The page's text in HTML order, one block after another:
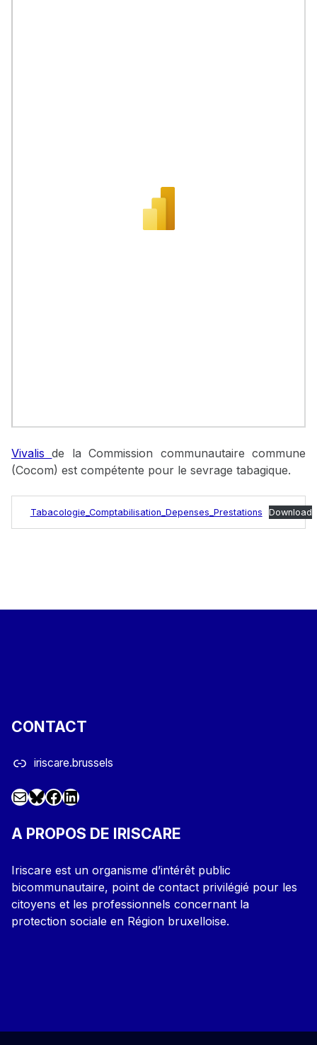
Vivalisde la Commission communautaire commune
(Cocom) est compétente pour le sevrage tabagique.
Tabacologie_Comptabilisation_Depenses_Prestations Download
CONTACT
iriscare.brussels
Mail
@iriscare.bsky.social Facebook LinkedIn
A PROPOS DE IRISCARE
Iriscare est un organisme d’intérêt public
bicommunautaire, point de contact privilégié pour les
citoyens et les professionnels concernant la
protection sociale en Région bruxelloise.